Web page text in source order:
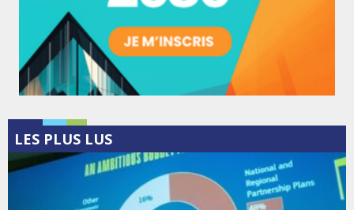
LES PLUS LUS